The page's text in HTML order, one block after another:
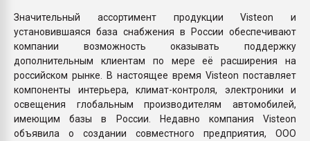
Значительный ассортимент продукции Visteon и
установившаяся база снабжения в России обеспечивают
компании возможность оказывать поддержку
дополнительным клиентам по мере её расширения на
российском рынке. В настоящее время Visteon поставляет
компоненты интерьера, климат-контроля, электроники и
освещения глобальным производителям автомобилей,
имеющим базы в России. Недавно компания Visteon
объявила о создании совместного предприятия, ООО